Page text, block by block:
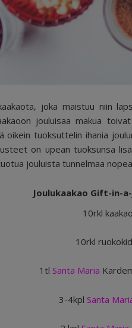
joka maistuu niin
jouluisaa makua
oikein tuoksuttelin ihania
on upean tuoksunsa
jouluista tunnelmaa
Joulukaakao Gift-in-
10rkl
10rkl
1tl Santa Maria
3-4kpl Santa